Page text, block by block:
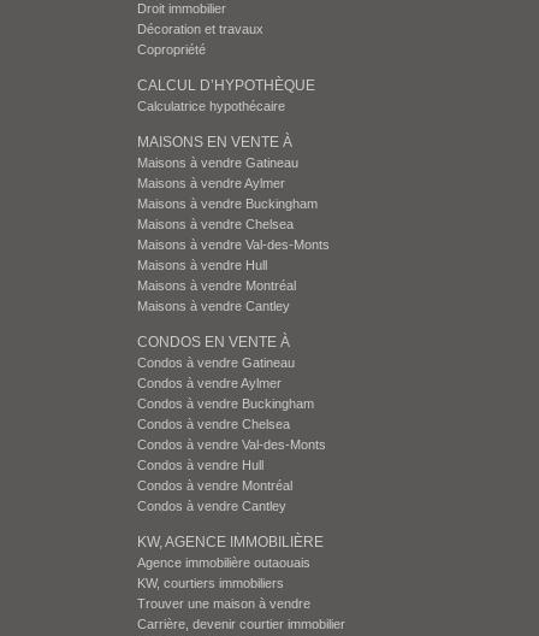
Droit immobilier
Décoration et travaux
Copropriété
CALCUL D’HYPOTHÈQUE
Calculatrice hypothécaire
MAISONS EN VENTE À
Maisons à vendre Gatineau
Maisons à vendre Aylmer
Maisons à vendre Buckingham
Maisons à vendre Chelsea
Maisons à vendre Val-des-Monts
Maisons à vendre Hull
Maisons à vendre Montréal
Maisons à vendre Cantley
CONDOS EN VENTE À
Condos à vendre Gatineau
Condos à vendre Aylmer
Condos à vendre Buckingham
Condos à vendre Chelsea
Condos à vendre Val-des-Monts
Condos à vendre Hull
Condos à vendre Montréal
Condos à vendre Cantley
KW, AGENCE IMMOBILIÈRE
Agence immobilière outaouais
KW, courtiers immobiliers
Trouver une maison à vendre
Carrière, devenir courtier immobilier